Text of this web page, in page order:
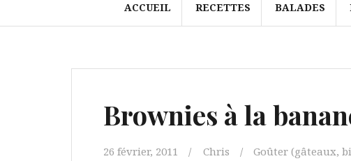
ACCUEIL RECETTES BALADES
Brownies à la
26 février, 2011 Chris Goûter (gâteaux,